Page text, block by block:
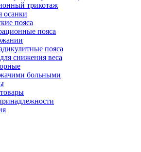
трикотаж
осанки
пояса
пояса
пояса
снижения веса
больными